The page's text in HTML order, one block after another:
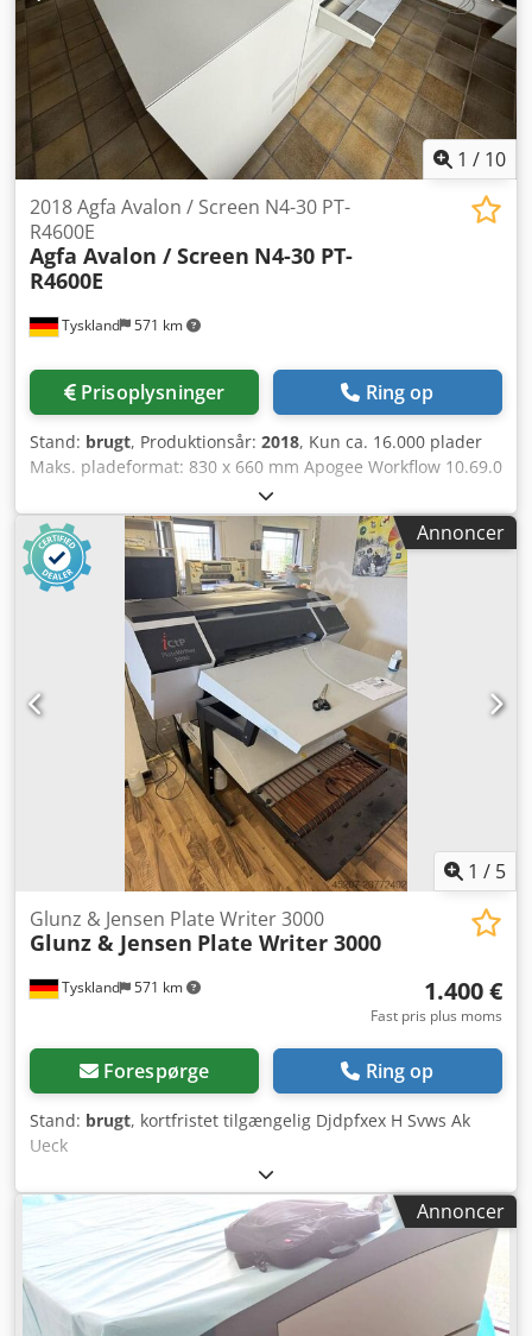
1 / 10
Tyskland 571 km
2018 Agfa Avalon / Screen N4-30 PT-
R4600E
Agfa Avalon / Screen N4-30 PT-
R4600E
Prisoplysninger Ring op
Stand: brugt, Produktionsår: 2018, Kun ca. 16.000 plader
Maks. pladeformat: 830 x 660 mm Apogee Workflow 10.69.0
Dodpfeyt I Unex Ak Ueck RIP Inline-stansning Azura C95
vaskemaskine Stacker ST 95EX Kan leveres på kort varsel
Annoncer
1 / 5
Tyskland 571 km
Glunz & Jensen Plate Writer 3000
Glunz & Jensen Plate Writer 3000
1.400 €
Fast pris plus moms
Forespørge Ring op
Stand: brugt, kortfristet tilgængelig Djdpfxex H Svws Ak
Ueck
Annoncer